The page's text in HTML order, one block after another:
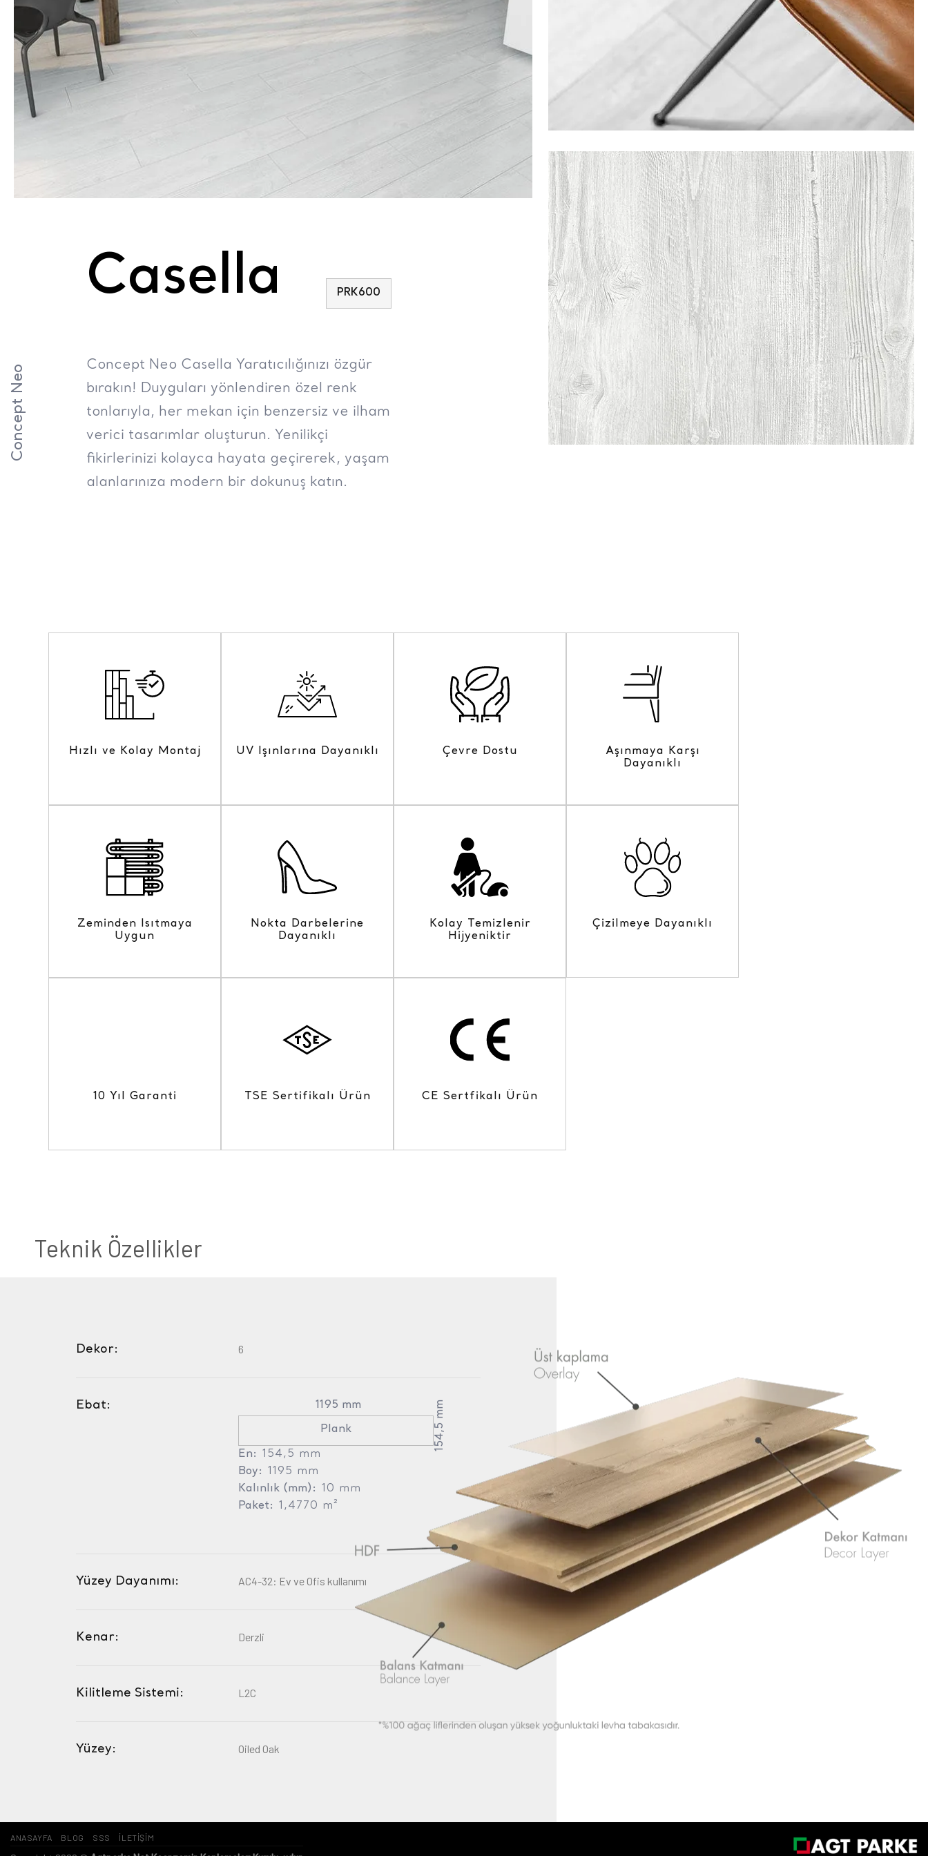
Concept Neo
Casella PRK600
Concept Neo Casella Yaratıcılığınızı özgür
bırakın! Duyguları yönlendiren özel renk
tonlarıyla, her mekan için benzersiz ve ilham
verici tasarımlar oluşturun. Yenilikçi
fikirlerinizi kolayca hayata geçirerek, yaşam
alanlarınıza modern bir dokunuş katın.
Hızlı ve Kolay Montaj UV Işınlarına Dayanıklı Çevre Dostu
Aşınmaya Karşı
Dayanıklı
Zeminden Isıtmaya
Uygun
Nokta Darbelerine
Dayanıklı
Kolay Temizlenir
Hijyeniktir
Çizilmeye Dayanıklı
10 Yıl Garanti TSE Sertifikalı Ürün CE Sertfikalı Ürün
Teknik Özellikler
Dekor: 6
Ebat:
1195 mm
Plank
154,5 mm
En: 154,5 mm
Boy: 1195 mm
Kalınlık (mm): 10 mm
Paket: 1,4770 m²
Yüzey Dayanımı: AC4-32: Ev ve Ofis kullanımı
Kenar: Derzli
Kilitleme Sistemi: L2C
Yüzey: Oiled Oak
ANASAYFA BLOG SSS İLETİŞİM